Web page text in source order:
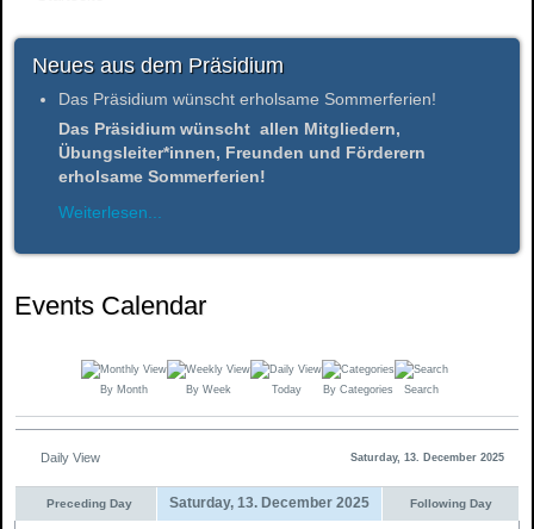
Neues aus dem Präsidium
Das Präsidium wünscht erholsame Sommerferien!
Das Präsidium wünscht allen Mitgliedern,
Übungsleiter*innen, Freunden und Förderern
erholsame Sommerferien!
Weiterlesen...
Events Calendar
By Month By Week Today By Categories Search
Daily View Saturday, 13. December 2025
Preceding Day Saturday, 13. December 2025 Following Day